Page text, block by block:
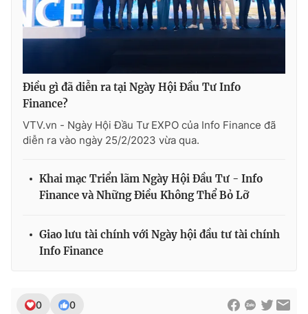
Điều gì đã diễn ra tại Ngày Hội Đầu Tư Info
Finance?
VTV.vn - Ngày Hội Đầu Tư EXPO của Info Finance đã
diễn ra vào ngày 25/2/2023 vừa qua.
Khai mạc Triển lãm Ngày Hội Đầu Tư - Info
Finance và Những Điều Không Thể Bỏ Lỡ
Giao lưu tài chính với Ngày hội đầu tư tài chính
Info Finance
0 0